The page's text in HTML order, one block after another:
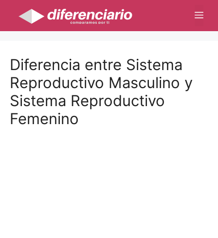
contenido
Diferencia entre Sistema
Reproductivo Masculino y
Sistema Reproductivo
Femenino